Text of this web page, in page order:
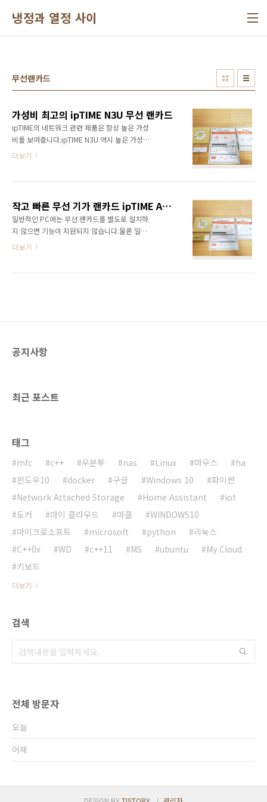
냉정과 열정 사이
무선랜카드
가성비 최고의 ipTIME N3U 무선 랜카드
ipTIME의 네트워크 관련 제품은 항상 높은 가성
비를 보여줍니다.ipTIME N3U 역시 높은 가성비
와 함께 무난한 성능을 보여주는 제품입니다.만
N3U 박스입니다.▼ 상세 사양최대 300Mbps의
802.11n 규격을 지원하는 무선 랜카드입니다.
▼ 박스 후면박스 후면에서도 제품의 사양을 상
세하게 확인할 수 있습니다. ▼ 박스 개봉박스를
있습니다.▼ 제품 구성다른 ipTIME의 무선 랜카
더보기
작고 빠른 무선 기가 랜카드 ipTIME A1000U
일반적인 PC에는 무선 랜카드를 별도로 설치하
지 않으면 기능이 지원되지 않습니다.물론 일부
메인보드 제품에서 지원하는 경우도 있습니
한다고 되어 있습니다. 별도의 전원이 없이 USB
무선 랜..
더보기
공지사항
최근 포스트
태그
mfc c++ 우분투 nas Linux 마우스
ha
윈도우10
docker 구글 Windows 10
파이썬
Network Attached Storage
Home Assistant
iot
도커
마이 클라우드 마클
WINDOWS10
마이크로소프트
microsoft python
리눅스
C++0x
WD c++11 MS ubuntu
My Cloud
키보드
더보기
검색
전체 방문자
오늘
어제